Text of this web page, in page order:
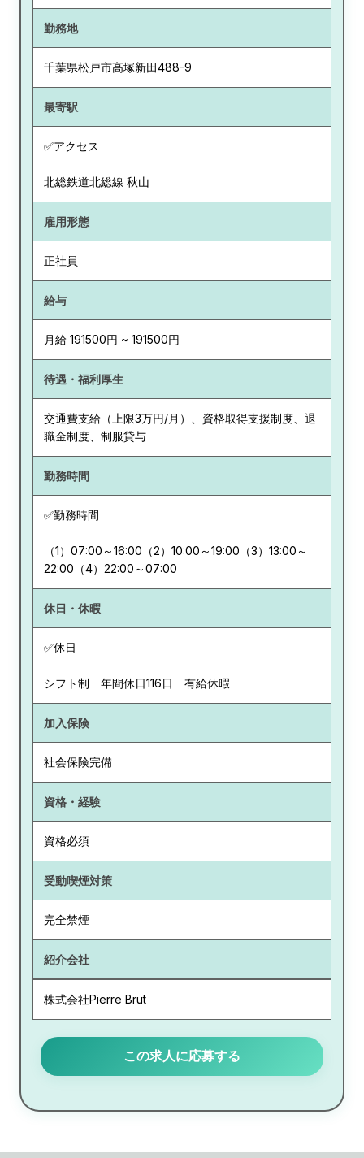
勤務地
千葉県松戸市高塚新田488-9
最寄駅
✅アクセス
北総鉄道北総線 秋山
雇用形態
正社員
給与
月給 191500円 ~ 191500円
待遇・福利厚生
交通費支給（上限3万円/月）、資格取得支援制度、退
職金制度、制服貸与
勤務時間
✅勤務時間
（1）07:00～16:00（2）10:00～19:00（3）13:00～
22:00（4）22:00～07:00
休日・休暇
✅休日
シフト制 年間休日116日 有給休暇
加入保険
社会保険完備
資格・経験
資格必須
受動喫煙対策
完全禁煙
紹介会社
株式会社Pierre Brut
この求人に応募する